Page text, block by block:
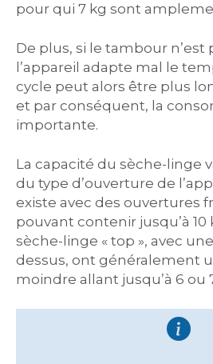
pour qui 7 kg sont
De plus, si le tambour n’est
l’appareil adapte mal le
cycle peut alors être plus
et par conséquent, la
importante.
La capacité du sèche-linge
du type d’ouverture de
existe avec des ouvertures
pouvant contenir jusqu’à 10
sèche-linge « top », avec
dessus, ont généralement
moindre allant jusqu’à 6 ou